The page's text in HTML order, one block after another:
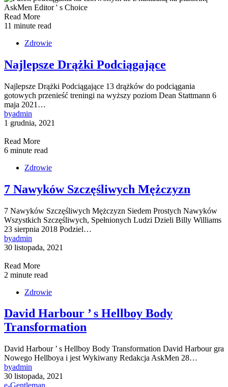
Read More
11 minute read
Zdrowie
Najlepsze Drążki Podciągające
Najlepsze Drążki Podciągające 13 drążków do podciągania
gotowych przenieść treningi na wyższy poziom Dean Stattmann 6
maja 2021…
byadmin
1 grudnia, 2021
Read More
6 minute read
Zdrowie
7 Nawyków Szczęśliwych Mężczyzn
7 Nawyków Szczęśliwych Mężczyzn Siedem Prostych Nawyków
Wszystkich Szczęśliwych, Spełnionych Ludzi Dzieli Billy Williams
23 sierpnia 2018 Podziel…
byadmin
30 listopada, 2021
Read More
2 minute read
Zdrowie
David Harbour ’ s Hellboy Body
Transformation
David Harbour ’ s Hellboy Body Transformation David Harbour gra
Nowego Hellboya i jest Wykiwany Redakcja AskMen 28…
byadmin
30 listopada, 2021